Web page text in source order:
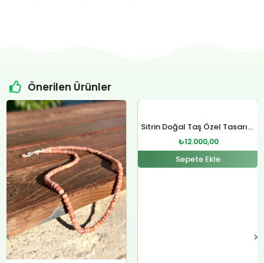
Önerilen Ürünler
Orijinal
fiyat:
₺4.800,00.
Şu
andaki
fiyat:
₺4.500,00.
Sitrin Doğal Taş Özel Tasarım Gümüş Kolye
₺12.400,00.
₺12.000,00
₺12.000,00.
Sepete Ekle